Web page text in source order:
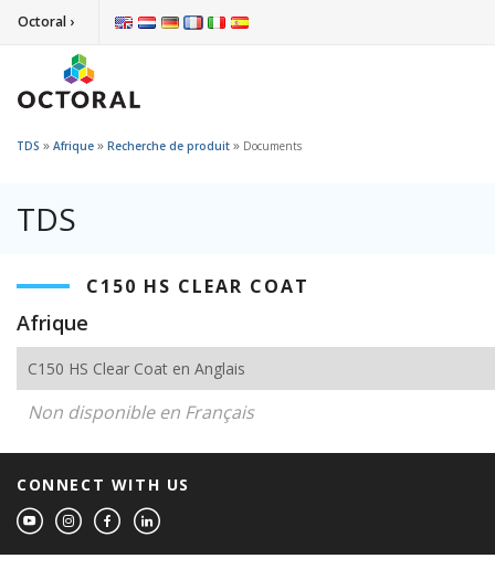
Octoral ›
TDS » Afrique » Recherche de produit » Documents
TDS
C150 HS CLEAR COAT
Afrique
C150 HS Clear Coat en Anglais
Non disponible en Français
CONNECT WITH US